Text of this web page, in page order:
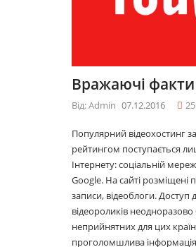
Вражаючі
Від: Admin 07.12.2016 25
Популярний відеохостинг
рейтингом поступається
Інтернету: соціальній
Google. На сайті розміщені
записи, відеоблоги. Доступ
відеороликів
неприйнятних для цих
проголомшлива
легко прокидатися
2017році
29.11.2016
Топ 5 серіалів
08.06.2016